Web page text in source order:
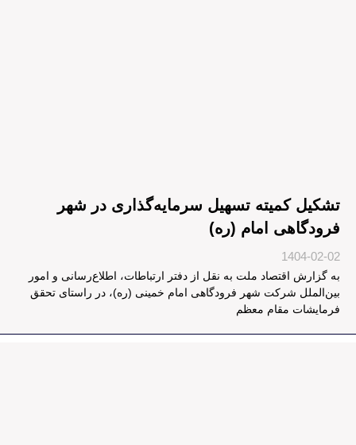
تشکیل کمیته‌ تسهیل سرمایه‌گذاری در شهر
فرودگاهی امام (ره)
1404-02-02
به گزارش اقتصاد ملت به نقل از دفتر ارتباطات، اطلاع‌رسانی و امور
بین‌الملل شرکت شهر فرودگاهی امام خمینی (ره)، در راستای تحقق
فرمایشات مقام معظم